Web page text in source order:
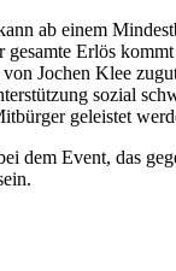
ab einem
gesamte Erlös
Jochen Klee
sozial
geleistet
dem Event, das